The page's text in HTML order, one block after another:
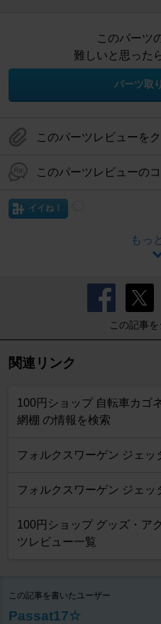
このパーツ
難しいと思った
パーツ取
このパーツレビューを
このパーツレビューの
イイね！
もっ
この記事
関連リンク
100円ショップ 自転車カゴ
網棚 の情報を検索
フォルクスワーゲン ジェッ
フォルクスワーゲン ジェッ
100円ショップ グッズ・ア
ツレビュー一覧
この記事を書いたユーザー
Passat17☆